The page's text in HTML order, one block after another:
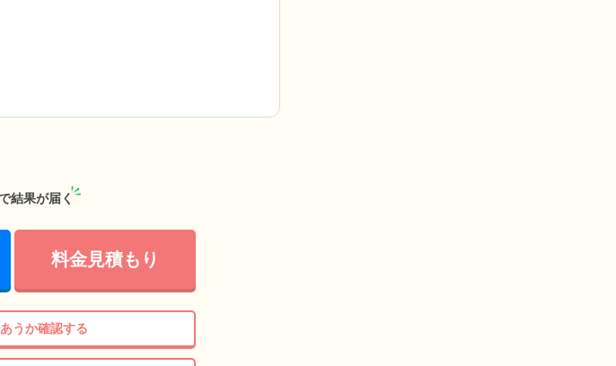
結果が届く
料金見積もり
うか確認する